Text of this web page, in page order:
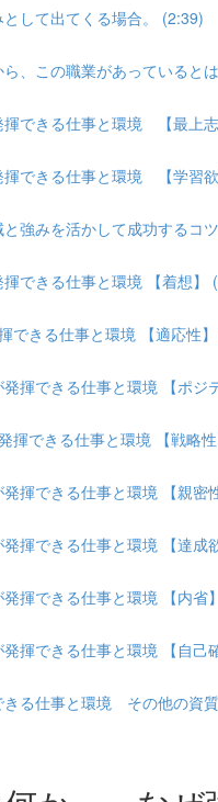
して出てくる場合。 (2:39)
、この職業があっていると
揮できる仕事と環境 【最上
揮できる仕事と環境 【学習
と強みを活かして成功するコ
できる仕事と環境 【着想】
できる仕事と環境 【適応性
発揮できる仕事と環境 【ポジ
揮できる仕事と環境 【戦略
発揮できる仕事と環境 【親密
発揮できる仕事と環境 【達成
発揮できる仕事と環境 【内省
発揮できる仕事と環境 【自己
きる仕事と環境 その他の資質